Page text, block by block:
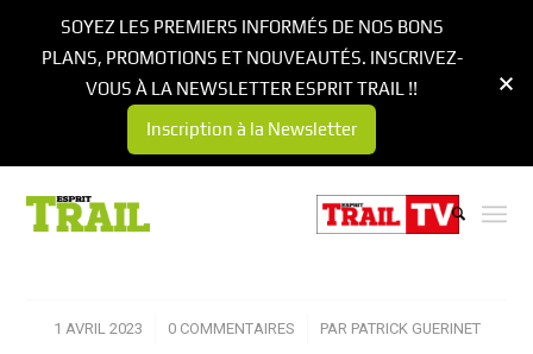
1 AVRIL 2023
/ 0 COMMENTAIRES
/ PAR PATRICK GUERINET
SOYEZ LES PREMIERS INFORMÉS DE NOS BONS
PLANS, PROMOTIONS ET NOUVEAUTÉS. INSCRIVEZ-
VOUS À LA NEWSLETTER ESPRIT TRAIL !!
Inscription à la Newsletter